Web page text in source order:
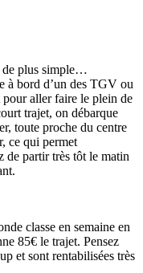
de plus simple…
à bord d’un des TGV ou
aller faire le plein de
trajet, on débarque
toute proche du centre
ce qui permet
de partir très tôt le matin
classe en semaine en
85€ le trajet. Pensez
et sont rentabilisées très